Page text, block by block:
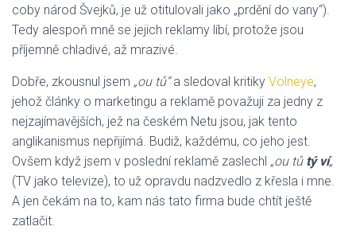
coby národ Švejků, je už otitulovali jako „prdění do vany“).
Tedy alespoň mně se jejich reklamy líbí, protože jsou
příjemně chladivé, až mrazivé.
Dobře, zkousnul jsem „ou tů“a sledoval kritiky Volneye,
jehož články o marketingu a reklamě považuji za jedny z
nejzajímavějších, jež na českém Netu jsou, jak tento
anglikanismus nepřijímá. Budiž, každému, co jeho jest.
Ovšem když jsem v poslední reklamě zaslechl „ou tů tý ví„
(TV jako televize), to už opravdu nadzvedlo z křesla i mne.
A jen čekám na to, kam nás tato firma bude chtít ještě
zatlačit.